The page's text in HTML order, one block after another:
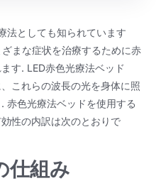
法としても知られています
まな症状を治療するために赤
す. LED赤色光療法ベッド
これらの波長の光を身体に照
赤色光療法ベッドを使用する
性の内訳は次のとおりで
仕組み